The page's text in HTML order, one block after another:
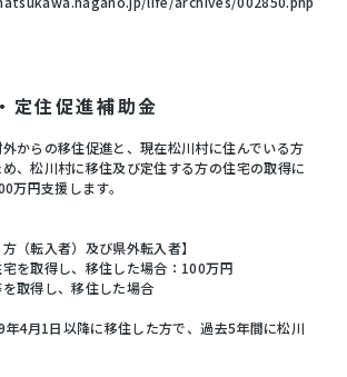
定住促進補助金
からの移住促進と、現在松川村に住んでいる方
、松川村に移住及び定住する方の住宅の取得に
万円支援します。
（転入者）及び県外転入者】
を取得し、移住した場合：100万円
取得し、移住した場合
4月1日以降に移住した方で、過去5年間に松川